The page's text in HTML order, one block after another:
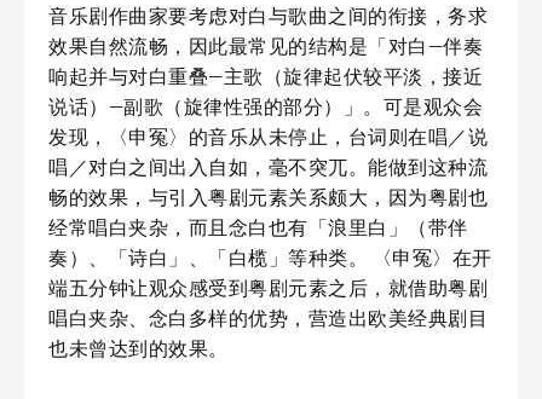
音乐剧作曲家要考虑对白与歌曲之间的衔接，务求
效果自然流畅，因此最常见的结构是「对白—伴奏
响起并与对白重叠—主歌（旋律起伏较平淡，接近
说话）—副歌（旋律性强的部分）」。可是观众会
发现，〈申冤〉的音乐从未停止，台词则在唱／说
唱／对白之间出入自如，毫不突兀。能做到这种流
畅的效果，与引入粤剧元素关系颇大，因为粤剧也
经常唱白夹杂，而且念白也有「浪里白」（带伴
奏）、「诗白」、「白榄」等种类。 〈申冤〉在开
端五分钟让观众感受到粤剧元素之后，就借助粤剧
唱白夹杂、念白多样的优势，营造出欧美经典剧目
也未曾达到的效果。